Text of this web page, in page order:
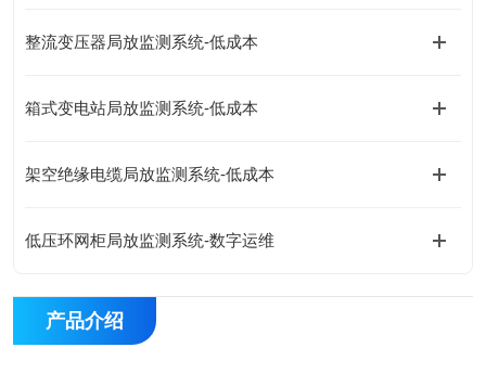
整流变压器局放监测系统-低成本
箱式变电站局放监测系统-低成本
架空绝缘电缆局放监测系统-低成本
低压环网柜局放监测系统-数字运维
产品介绍